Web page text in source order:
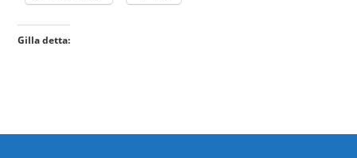
Gilla detta: